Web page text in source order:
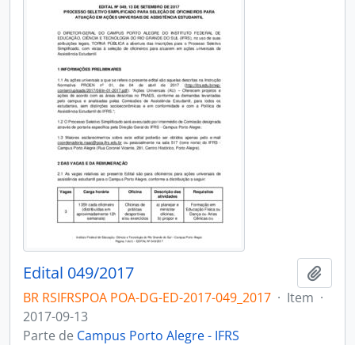
Edital 049/2017
BR RSIFRSPOA POA-DG-ED-2017-049_2017 · Item ·
2017-09-13
Parte de Campus Porto Alegre - IFRS